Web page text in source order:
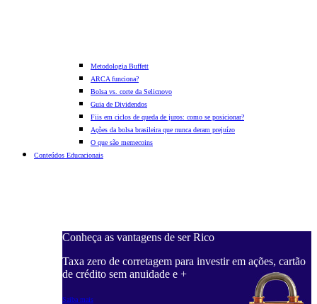
Metodologia Buffett
ARCA funciona?
Bolsa vs. corte da Selicnovo
Guia de Dividendos
Fiis em ciclos de queda de juros: como se posicionar?
Ações da bolsa brasileira que nunca deram prejuízo
O que são memecoins
Conteúdos Educacionais
Conheça as vantagens de ser Rico
Taxa zero de corretagem para investir em ações, cartão
de crédito sem anuidade e +
Saiba mais